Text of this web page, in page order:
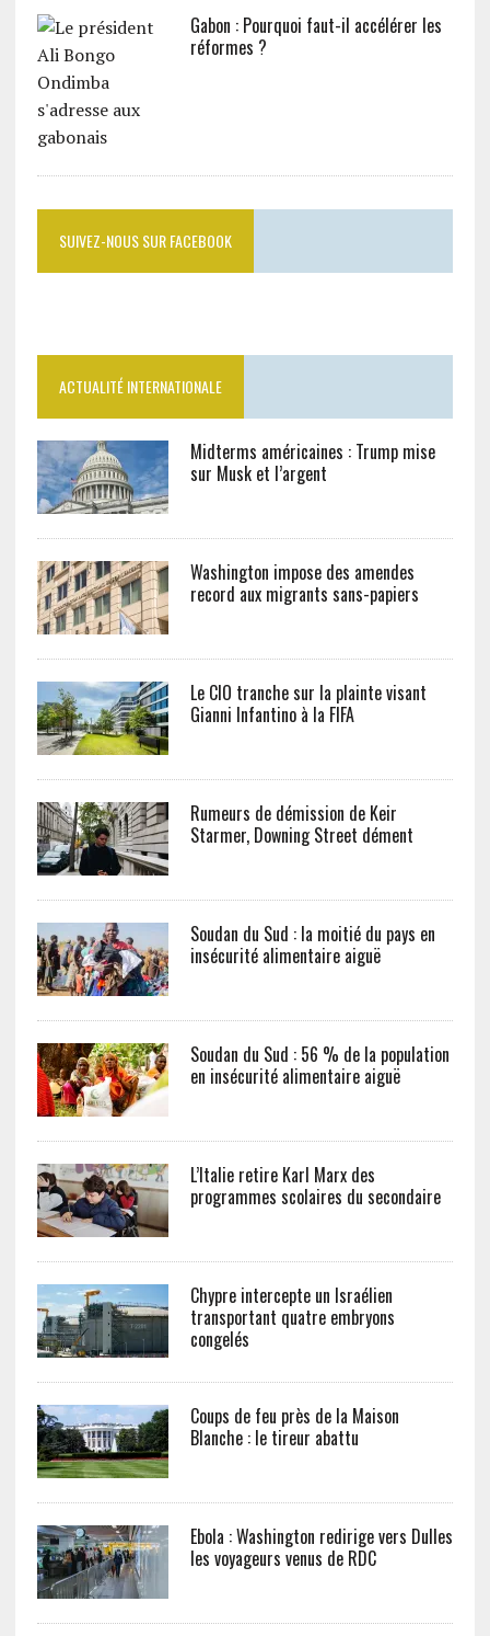
Gabon : Pourquoi faut-il accélérer les
réformes ?
SUIVEZ-NOUS SUR FACEBOOK
ACTUALITÉ INTERNATIONALE
Midterms américaines : Trump mise
sur Musk et l’argent
Washington impose des amendes
record aux migrants sans-papiers
Le CIO tranche sur la plainte visant
Gianni Infantino à la FIFA
Rumeurs de démission de Keir
Starmer, Downing Street dément
Soudan du Sud : la moitié du pays en
insécurité alimentaire aiguë
Soudan du Sud : 56 % de la population
en insécurité alimentaire aiguë
L’Italie retire Karl Marx des
programmes scolaires du secondaire
Chypre intercepte un Israélien
transportant quatre embryons
congelés
Coups de feu près de la Maison
Blanche : le tireur abattu
Ebola : Washington redirige vers Dulles
les voyageurs venus de RDC